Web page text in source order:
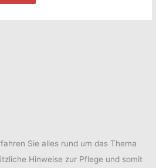
Sie alles rund um das Thema
Hinweise zur Pflege und somit